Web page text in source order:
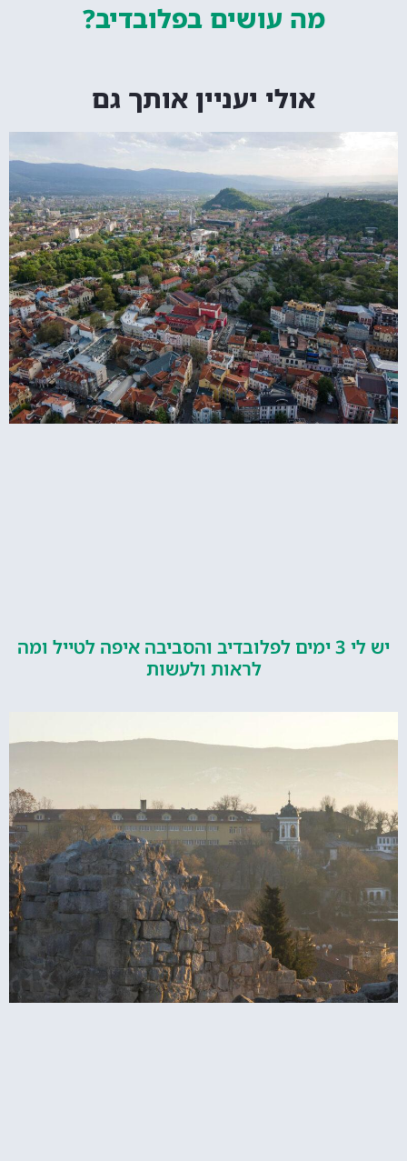
מה עושים בפלובדיב?
אולי יעניין אותך גם
יש לי 3 ימים לפלובדיב והסביבה איפה לטייל ומה
לראות ולעשות